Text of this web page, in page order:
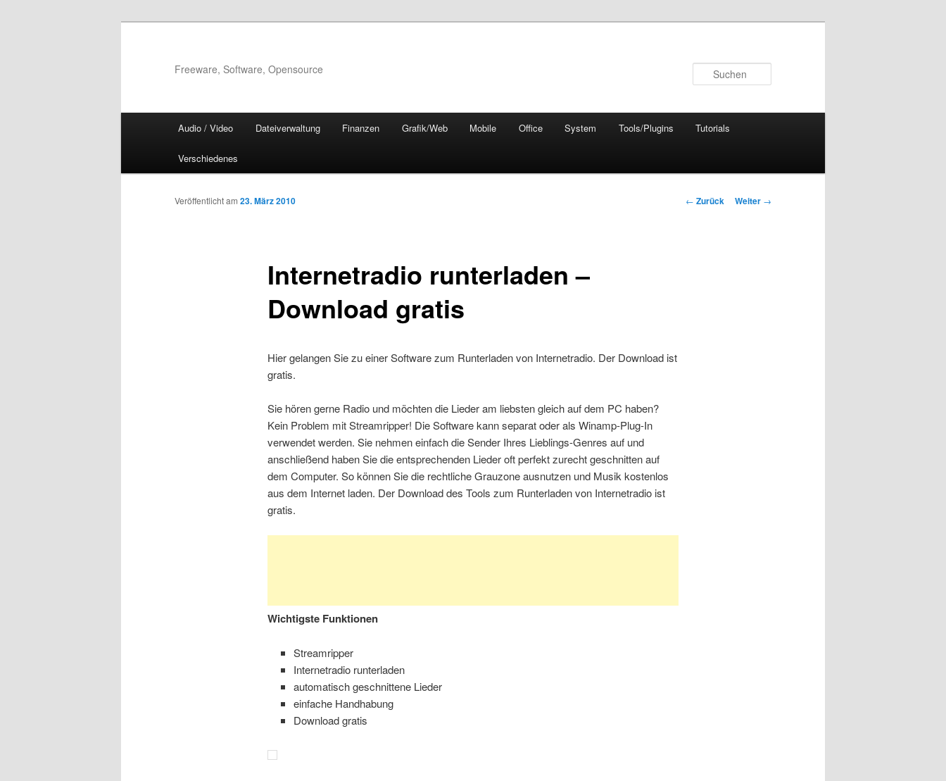
Freeware, Software, Opensource
Audio / Video Dateiverwaltung Finanzen Grafik/Web Mobile Office System Tools/Plugins Tutorials
Verschiedenes
Beitrags-
← Zurück Weiter →
Internetradio runterladen –
Download gratis
Veröffentlicht am 23. März 2010
Hier gelangen Sie zu einer Software zum Runterladen von Internetradio. Der Download ist
gratis.
Sie hören gerne Radio und möchten die Lieder am liebsten gleich auf dem PC haben?
Kein Problem mit Streamripper! Die Software kann separat oder als Winamp-Plug-In
verwendet werden. Sie nehmen einfach die Sender Ihres Lieblings-Genres auf und
anschließend haben Sie die entsprechenden Lieder oft perfekt zurecht geschnitten auf
dem Computer. So können Sie die rechtliche Grauzone ausnutzen und Musik kostenlos
aus dem Internet laden. Der Download des Tools zum Runterladen von Internetradio ist
gratis.
Wichtigste Funktionen
Streamripper
Internetradio runterladen
automatisch geschnittene Lieder
einfache Handhabung
Download gratis